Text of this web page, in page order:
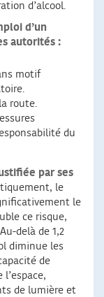
d’alcool.
d’un
autorités :
motif
route.
du
par ses
le
le
ce risque,
delà de 1,2
diminue les
de
de lumière et